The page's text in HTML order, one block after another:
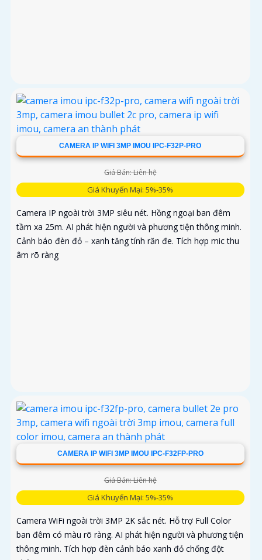
CAMERA IP WIFI 3MP IMOU IPC-F32P-PRO
Giá Bán: Liên hệ
Giá Khuyến Mại: 5%-35%
Camera IP ngoài trời 3MP siêu nét. Hồng ngoại ban đêm
tầm xa 25m. AI phát hiện người và phương tiện thông minh.
Cảnh báo đèn đỏ – xanh tăng tính răn đe. Tích hợp mic thu
âm rõ ràng
CAMERA IP WIFI 3MP IMOU IPC-F32FP-PRO
Giá Bán: Liên hệ
Giá Khuyến Mại: 5%-35%
Camera WiFi ngoài trời 3MP 2K sắc nét. Hỗ trợ Full Color
ban đêm có màu rõ ràng. AI phát hiện người và phương tiện
thông minh. Tích hợp đèn cảnh báo xanh đỏ chống đột